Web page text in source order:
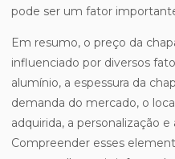
pode ser um fator
Em resumo, o preço da
influenciado por diversos
alumínio, a espessura da
demanda do mercado, o
adquirida, a personalização
Compreender esses